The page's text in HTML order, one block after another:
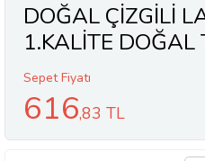
DOĞAL ÇİZGİLİ
1.KALİTE
Sepet Fiyatı
616,83 TL